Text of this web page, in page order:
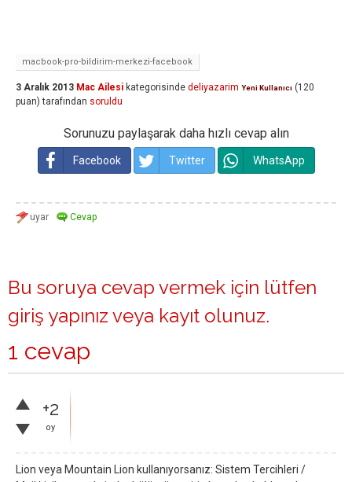
macbook-pro-bildirim-merkezi-facebook
3 Aralık 2013 Mac Ailesi kategorisinde deliyazarim Yeni Kullanıcı (120
puan) tarafından soruldu
Sorunuzu paylaşarak daha hızlı cevap alın
Facebook Twitter WhatsApp
Bu soruya cevap vermek için lütfen
giriş yapınız veya kayıt olunuz.
1 cevap
+2
oy
Lion veya Mountain Lion kullanıyorsanız: Sistem Tercihleri /